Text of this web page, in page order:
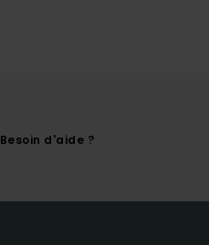
Besoin d'aide ?